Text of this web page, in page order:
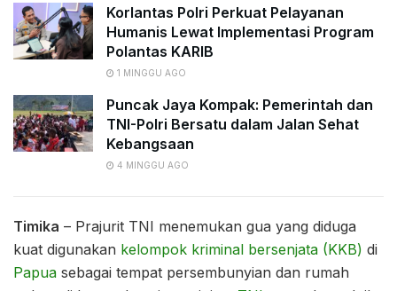
Korlantas Polri Perkuat Pelayanan
Humanis Lewat Implementasi Program
Polantas KARIB
1 MINGGU AGO
Puncak Jaya Kompak: Pemerintah dan
TNI-Polri Bersatu dalam Jalan Sehat
Kebangsaan
4 MINGGU AGO
Timika – Prajurit TNI menemukan gua yang diduga
kuat digunakan kelompok kriminal bersenjata (KKB) di
Papua sebagai tempat persembunyian dan rumah